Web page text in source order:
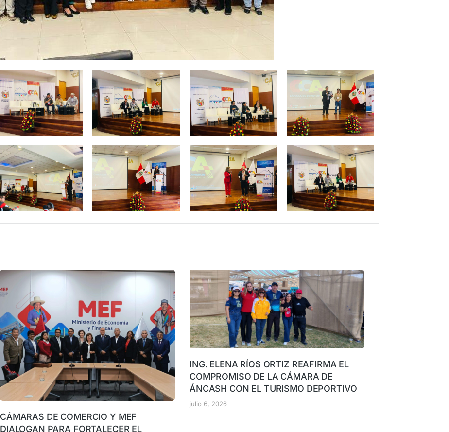
CÁMARAS DE COMERCIO Y MEF
DIALOGAN PARA FORTALECER EL
ING. ELENA RÍOS ORTIZ REAFIRMA EL
COMPROMISO DE LA CÁMARA DE
ÁNCASH CON EL TURISMO DEPORTIVO
julio 6, 2026